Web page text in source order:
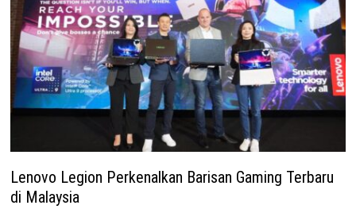
Lenovo Legion Perkenalkan Barisan Gaming Terbaru
di Malaysia